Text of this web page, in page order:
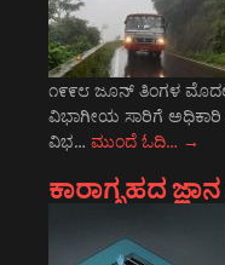
೧೯೯೮ ಜೂನ್ ತಿಂಗಳ
ವಿಭಾಗೀಯ ಸಾರಿಗೆ
ವಿಭ… ಮುಂದೆ ಓದಿ… →
ಕಾರಾಗೃಹದ